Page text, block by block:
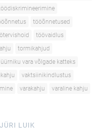
tööõnnetused
töövaidlus
tormikahjud
üürniku vara võlgade katteks
vaktsiinikindlustus
varakahju
varaline kahju
LUIK